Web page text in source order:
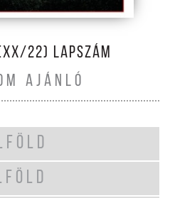
22) LAPSZÁM
AJÁNLÓ